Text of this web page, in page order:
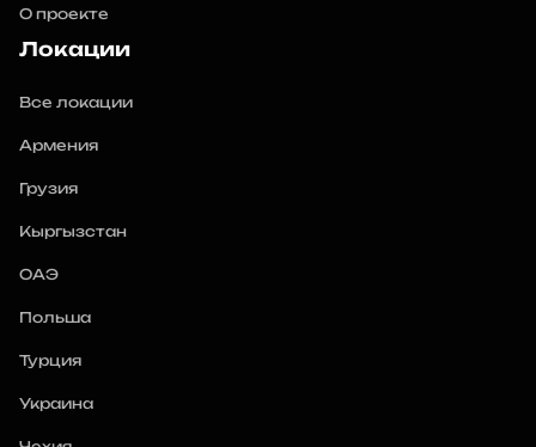
О проекте
Локации
Все локации
Армения
Грузия
Кыргызстан
ОАЭ
Польша
Турция
Украина